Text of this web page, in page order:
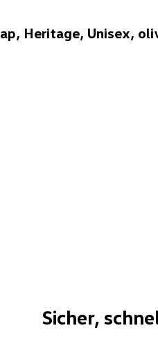
Heritage, Unisex,
Sicher,